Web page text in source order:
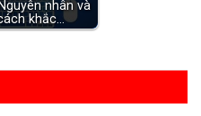
nhân và
khắc…